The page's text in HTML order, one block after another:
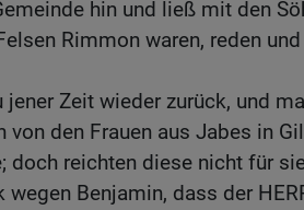
hin und ließ mit den
Rimmon waren, reden und
jener Zeit wieder zurück, und
von den Frauen aus Jabes in
doch reichten diese nicht für
wegen Benjamin, dass der